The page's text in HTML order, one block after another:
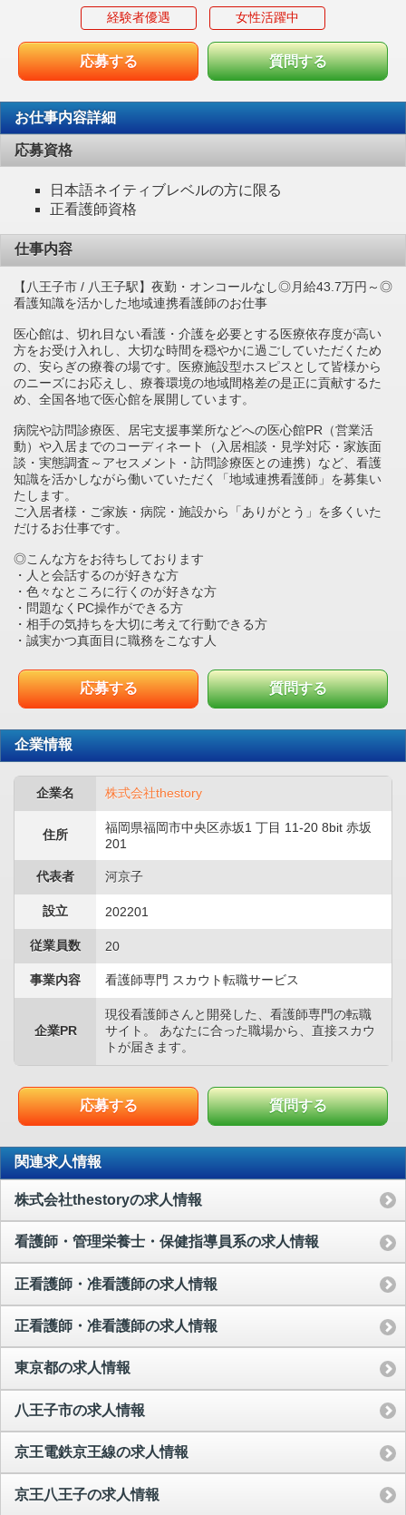
経験者優遇 女性活躍中
応募する 質問する
お仕事内容詳細
応募資格
日本語ネイティブレベルの方に限る
正看護師資格
仕事内容
【八王子市 / 八王子駅】夜勤・オンコールなし◎月給43.7万円～◎
看護知識を活かした地域連携看護師のお仕事
医心館は、切れ目ない看護・介護を必要とする医療依存度が高い
方をお受け入れし、大切な時間を穏やかに過ごしていただくため
の、安らぎの療養の場です。医療施設型ホスピスとして皆様から
のニーズにお応えし、療養環境の地域間格差の是正に貢献するた
め、全国各地で医心館を展開しています。
病院や訪問診療医、居宅支援事業所などへの医心館PR（営業活
動）や入居までのコーディネート（入居相談・見学対応・家族面
談・実態調査～アセスメント・訪問診療医との連携）など、看護
知識を活かしながら働いていただく「地域連携看護師」を募集い
たします。
ご入居者様・ご家族・病院・施設から「ありがとう」を多くいた
だけるお仕事です。
◎こんな方をお待ちしております
・人と会話するのが好きな方
・色々なところに行くのが好きな方
・問題なくPC操作ができる方
・相手の気持ちを大切に考えて行動できる方
・誠実かつ真面目に職務をこなす人
応募する 質問する
企業情報
企業名 株式会社thestory
住所
福岡県福岡市中央区赤坂1 丁目 11-20 8bit 赤坂
201
代表者 河京子
設立 202201
従業員数 20
事業内容 看護師専門 スカウト転職サービス
企業PR
現役看護師さんと開発した、看護師専門の転職
サイト。 あなたに合った職場から、直接スカウ
トが届きます。
応募する 質問する
関連求人情報
株式会社thestoryの求人情報
看護師・管理栄養士・保健指導員系の求人情報
正看護師・准看護師の求人情報
正看護師・准看護師の求人情報
東京都の求人情報
八王子市の求人情報
京王電鉄京王線の求人情報
京王八王子の求人情報